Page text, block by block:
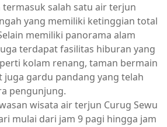
termasuk salah satu air terjun
yang memiliki ketinggian total
memiliki panorama alam
terdapat fasilitas hiburan yang
kolam renang, taman bermain
juga gardu pandang yang telah
pengunjung.
wisata air terjun Curug Sewu
mulai dari jam 9 pagi hingga jam